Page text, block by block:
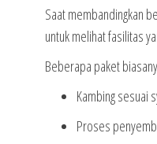
Saat membandingkan
untuk melihat fasilitas
Beberapa paket
Kambing sesuai
Proses